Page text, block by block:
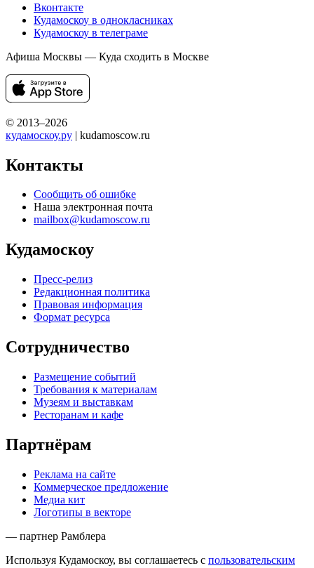
Вконтакте
Кудамоскоу в однокласниках
Кудамоскоу в телеграме
Афиша Москвы — Куда сходить в Москве
© 2013–2026
кудамоскоу.ру | kudamoscow.ru
Контакты
Сообщить об ошибке
Наша электронная почта
mailbox@kudamoscow.ru
Кудамоскоу
Пресс-релиз
Редакционная политика
Правовая информация
Формат ресурса
Сотрудничество
Размещение событий
Требования к материалам
Музеям и выставкам
Ресторанам и кафе
Партнёрам
Реклама на сайте
Коммерческое предложение
Медиа кит
Логотипы в векторе
— партнер Рамблера
Используя Кудамоскоу, вы соглашаетесь с пользовательским